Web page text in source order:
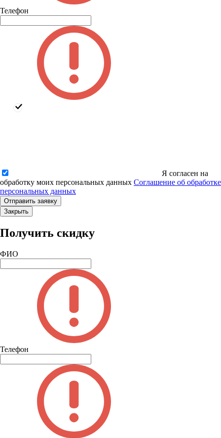
Телефон
Я согласен на
обработку моих персональных данных Соглашение об обработке
персональных данных
Закрыть
Получить скидку
ФИО
Телефон